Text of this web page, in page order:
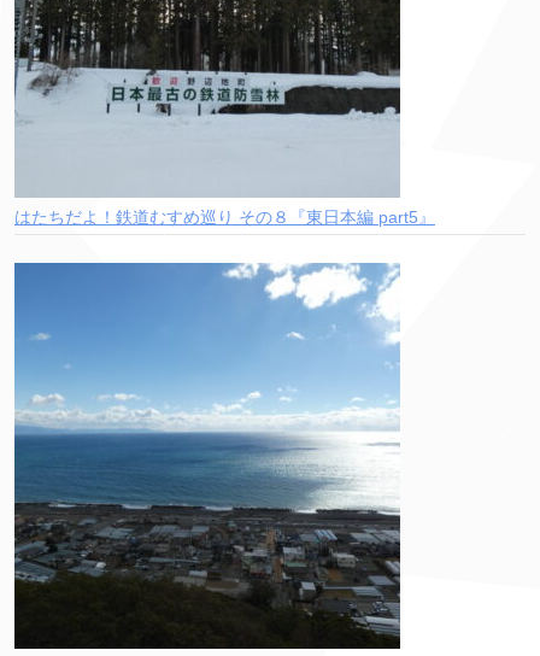
はたちだよ！鉄道むすめ巡り その８『東日本編 part5』